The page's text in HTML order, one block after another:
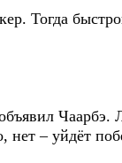
Тогда
Чаарбэ.
нет – уйдёт